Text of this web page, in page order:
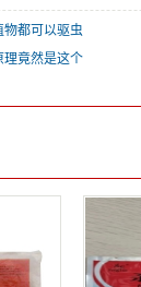
都可以驱虫
理竟然是这个